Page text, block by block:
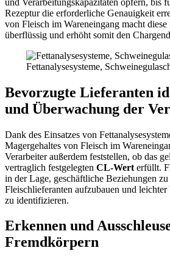
Rezeptur die erforderliche Genauigkeit
von Fleisch im Wareneingang macht
überflüssig und erhöht somit den
Fettanalysesysteme,
Bevorzugte Lieferanten
und Überwachung der
Dank des Einsatzes von
Magergehaltes von Fleisch im
Verarbeiter außerdem feststellen, ob das
vertraglich festgelegten CL-Wert erfüllt.
in der Lage, geschäftliche Beziehungen
Fleischlieferanten aufzubauen und
zu identifizieren.
Erkennen und
Fremdkörpern